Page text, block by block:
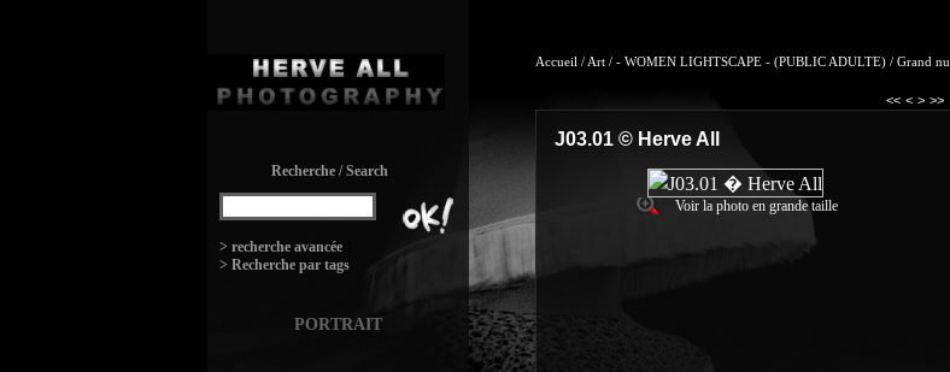
Recherche / Search
> recherche avancée
> Recherche par tags
PORTRAIT
Accueil / Art / - WOMEN LIGHTSCAPE - (PUBLIC ADULTE) / Grand nu
<< < > >>
J03.01 © Herve All
Voir la photo en grande taille